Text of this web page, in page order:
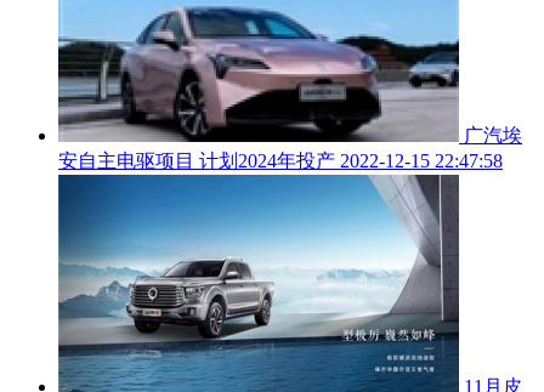
广汽埃
安自主电驱项目 计划2024年投产 2022-12-15 22:47:58
11月皮